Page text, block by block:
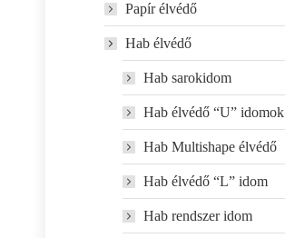
Papír élvédő
Hab élvédő
Hab sarokidom
Hab élvédő “U” idomok
Hab Multishape élvédő
Hab élvédő “L” idom
Hab rendszer idom